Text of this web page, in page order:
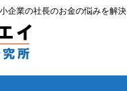
企業の社長のお金の悩みを解決